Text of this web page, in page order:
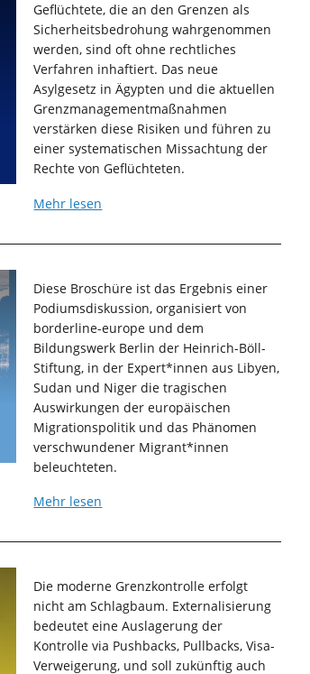
Geflüchtete, die an den Grenzen als
Sicherheitsbedrohung wahrgenommen
werden, sind oft ohne rechtliches
Verfahren inhaftiert. Das neue
Asylgesetz in Ägypten und die aktuellen
Grenzmanagementmaßnahmen
verstärken diese Risiken und führen zu
einer systematischen Missachtung der
Rechte von Geflüchteten.
Mehr lesen
Diese Broschüre ist das Ergebnis einer
Podiumsdiskussion, organisiert von
borderline-europe und dem
Bildungswerk Berlin der Heinrich-Böll-
Stiftung, in der Expert*innen aus Libyen,
Sudan und Niger die tragischen
Auswirkungen der europäischen
Migrationspolitik und das Phänomen
verschwundener Migrant*innen
beleuchteten.
Mehr lesen
Die moderne Grenzkontrolle erfolgt
nicht am Schlagbaum. Externalisierung
bedeutet eine Auslagerung der
Kontrolle via Pushbacks, Pullbacks, Visa-
Verweigerung, und soll zukünftig auch